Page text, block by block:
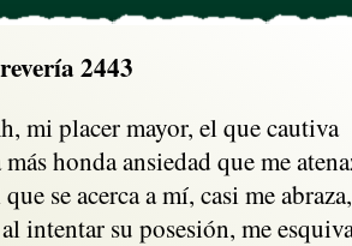
2443
mi placer mayor, el que cautiva
más honda ansiedad que me
se acerca a mí, casi me abraza,
intentar su posesión, me